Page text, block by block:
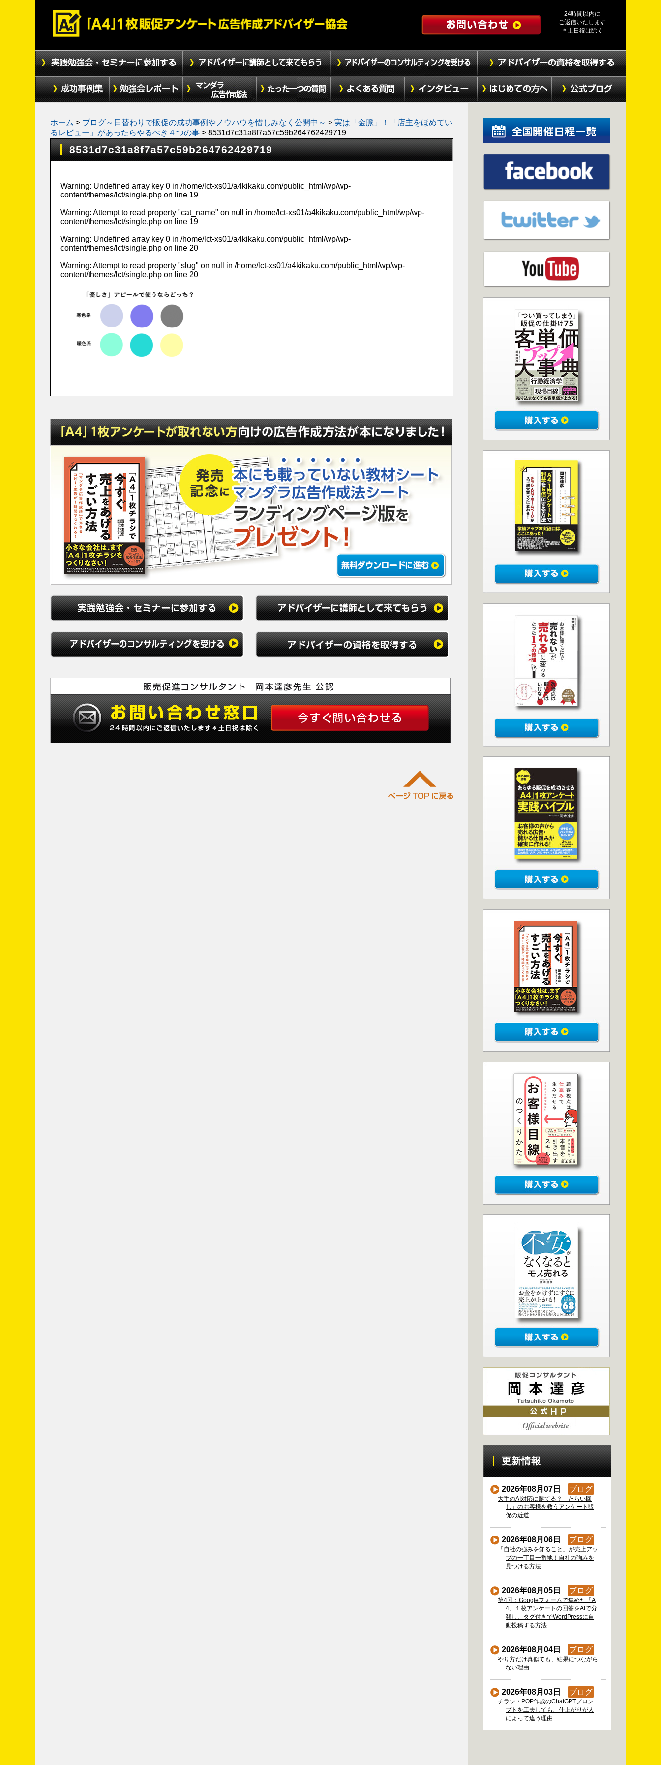
24時間以内に
ご返信いたします
＊土日祝は除く
ホーム > ブログ～日替わりで販促の成功事例やノウハウを惜しみなく公開中～ > 実は「金脈」！「店主をほめてい
るレビュー」があったらやるべき４つの事 > 8531d7c31a8f7a57c59b264762429719
8531d7c31a8f7a57c59b264762429719
Warning: Undefined array key 0 in /home/lct-xs01/a4kikaku.com/public_html/wp/wp-
content/themes/lct/single.php on line 19
Warning: Attempt to read property "cat_name" on null in /home/lct-xs01/a4kikaku.com/public_html/wp/wp-
content/themes/lct/single.php on line 19
Warning: Undefined array key 0 in /home/lct-xs01/a4kikaku.com/public_html/wp/wp-
content/themes/lct/single.php on line 20
Warning: Attempt to read property "slug" on null in /home/lct-xs01/a4kikaku.com/public_html/wp/wp-
content/themes/lct/single.php on line 20
更新情報
2026年08月07日 ブログ
大手のAI対応に勝てる？「たらい回
し」のお客様を救うアンケート販
促の近道
2026年08月06日 ブログ
「自社の強みを知ること」が売上アッ
プの一丁目一番地！自社の強みを
見つける方法
2026年08月05日 ブログ
第4回：Googleフォームで集めた「A
4」１枚アンケートの回答をAIで分
類し、タグ付きでWordPressに自
動投稿する方法
2026年08月04日 ブログ
やり方だけ真似ても、結果につながら
ない理由
2026年08月03日 ブログ
チラシ・POP作成のChatGPTプロン
プトを工夫しても、仕上がりが人
によって違う理由